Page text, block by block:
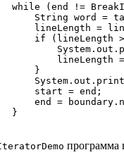
while (end !=
String word =
lineLength =
if (lineLength
lineLength
}
start = end;
end =
}
программа